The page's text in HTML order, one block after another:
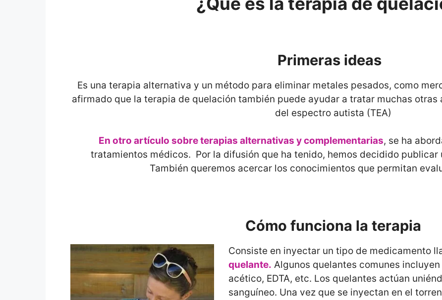
Primeras ideas
Es una terapia alternativa y un método para eliminar metales pesados, como
afirmado que la terapia de quelación también puede ayudar a tratar muchas
del espectro autista (TEA)
En otro artículo sobre terapias alternativas y complementarias, se ha
tratamientos médicos. Por la difusión que ha tenido, hemos decidido
También queremos acercar los conocimientos que permitan
Cómo funciona la terapia
Consiste en inyectar un tipo de medicamento
quelante. Algunos quelantes comunes
acético, EDTA, etc. Los quelantes actúan
sanguíneo. Una vez que se inyectan en el